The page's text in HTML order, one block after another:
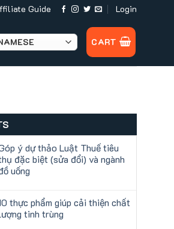
Guide Login
CART
ý dự thảo Luật Thuế tiêu
đặc biệt (sửa đổi) và ngành
uống
thực phẩm giúp cải thiện chất
tinh trùng